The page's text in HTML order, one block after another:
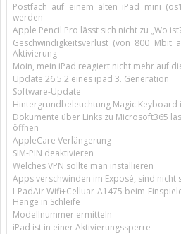
Postfach auf einem alten iPad mini
werden
Apple Pencil Pro lässt sich nicht zu „Wo
Geschwindigkeitsverlust (von 800 Mbit
Aktivierung
Moin, mein iPad reagiert nicht mehr auf
Update 26.5.2 eines ipad 3. Generation
Software-Update
Hintergrundbeleuchtung Magic Keyboard
Dokumente über Links zu Microsoft365
öffnen
AppleCare Verlängerung
SIM-PIN deaktivieren
Welches VPN sollte man installieren
Apps verschwinden im Exposé, sind nicht
I-PadAir Wifi+Celluar A1475 beim
Hänge in Schleife
Modellnummer ermitteln
iPad ist in einer Aktivierungssperre